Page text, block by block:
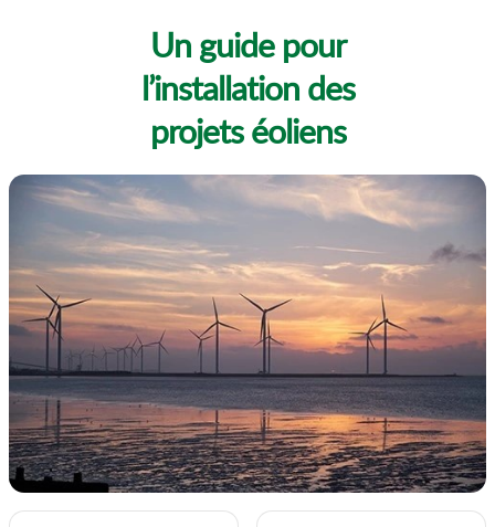
Un guide pour
l’installation des
projets éoliens